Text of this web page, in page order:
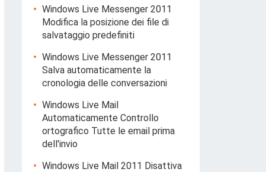
Windows Live Messenger 2011
Modifica la posizione dei file di
salvataggio predefiniti
Windows Live Messenger 2011
Salva automaticamente la
cronologia delle conversazioni
Windows Live Mail
Automaticamente Controllo
ortografico Tutte le email prima
dell'invio
Windows Live Mail 2011 Disattiva